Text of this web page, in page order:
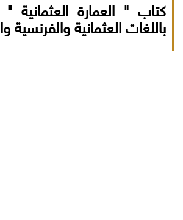
باللغات العثمانية والفرنسية